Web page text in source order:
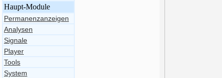
Haupt-Module
Permanenzanzeigen
Analysen
Signale
Player
Tools
System